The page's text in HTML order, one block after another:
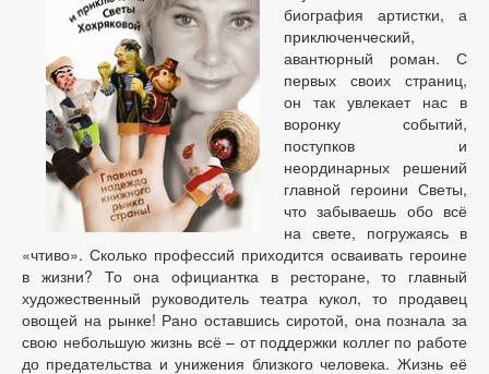
биография артистки, а
приключенческий,
авантюрный роман. С
первых своих страниц,
он так увлекает нас в
воронку событий,
поступков и
неординарных решений
главной героини Светы,
что забываешь обо всё
на свете, погружаясь в
«чтиво». Сколько профессий приходится осваивать героине
в жизни? То она официантка в ресторане, то главный
художественный руководитель театра кукол, то продавец
овощей на рынке! Рано оставшись сиротой, она познала за
свою небольшую жизнь всё – от поддержки коллег по работе
до предательства и унижения близкого человека. Жизнь её